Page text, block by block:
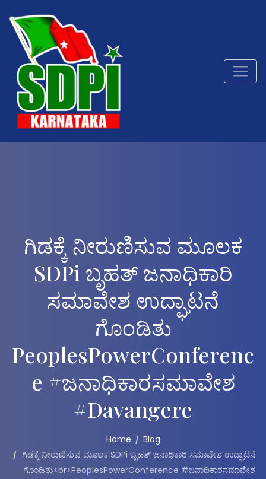
ಗಿಡಕ್ಕೆ ನೀರುಣಿಸುವ ಮೂಲಕ
SDPi ಬೃಹತ್ ಜನಾಧಿಕಾರಿ
ಸಮಾವೇಶ ಉದ್ಘಾಟನೆ
ಗೊಂಡಿತು
PeoplesPowerConferenc
E #ಜನಾಧಿಕಾರಸಮಾವೇಶ
#Davangere
Home
Blog
ಗಿಡಕ್ಕೆ ನೀರುಣಿಸುವ ಮೂಲಕ SDPi ಬೃಹತ್ ಜನಾಧಿಕಾರಿ ಸಮಾವೇಶ ಉದ್ಘಾಟನೆ
ಗೊಂಡಿತು<br>PeoplesPowerConference #ಜನಾಧಿಕಾರಸಮಾವೇಶ